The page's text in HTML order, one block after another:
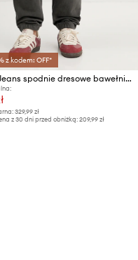
z kodem: OFF*
Tommy Jeans spodnie dresowe bawełniane
329,99 zł
z 30 dni przed obniżką: 209,99 zł